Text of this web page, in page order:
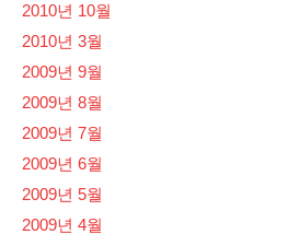
2010년 10월
2010년 3월
2009년 9월
2009년 8월
2009년 7월
2009년 6월
2009년 5월
2009년 4월